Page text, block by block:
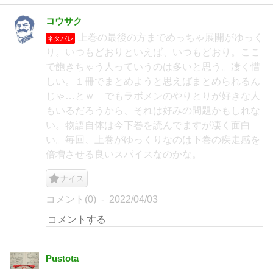
コウサク
ネタバレ
上巻の最後の方までめっちゃ展開がゆっく
り。いつもどおりといえば、いつもどおり。ここ
で飽きちゃう人っていうのは多いと思う。凄く惜
しい。１冊でまとめようと思えばまとめられるん
じゃ…とｗ でもラボメンのやりとりが好きな人
もいるだろうから、それは好みの問題かもしれな
い。物語自体は今下巻を読んでますが凄く面白
い。毎回、上巻がゆっくりなのは下巻の疾走感を
倍増させる良いスパイスなのかな。
ナイス
コメント(0) 2022/04/03
Pustota